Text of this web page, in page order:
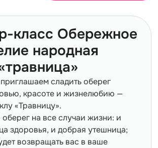
класс Обережное
народная
сладить оберег
красоте и жизнелюбию —
«Травницу».
на все случаи жизни: и
здоровья, и добрая утешница;
возвращать вас в ваше